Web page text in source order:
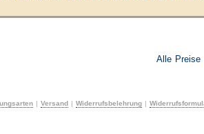
Alle Preise
| Versand | Widerrufsbelehrung |